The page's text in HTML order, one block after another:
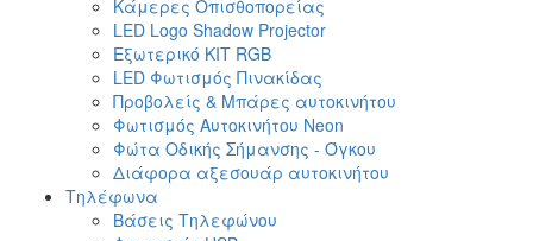
Κάμερες Οπισθοπορείας
LED Logo Shadow Projector
Εξωτερικό ΚΙΤ RGB
LED Φωτισμός Πινακίδας
Προβολείς & Μπάρες αυτοκινήτου
Φωτισμός Αυτοκινήτου Neon
Φώτα Οδικής Σήμανσης - Όγκου
Διάφορα αξεσουάρ αυτοκινήτου
Τηλέφωνα
Βάσεις Τηλεφώνου